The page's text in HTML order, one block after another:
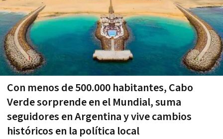
Con menos de 500.000 habitantes, Cabo
Verde sorprende en el Mundial, suma
seguidores en Argentina y vive cambios
históricos en la política local